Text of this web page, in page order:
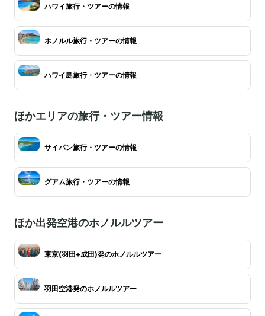
ハワイ旅行・ツアーの情報
ホノルル旅行・ツアーの情報
ハワイ島旅行・ツアーの情報
ほかエリアの旅行・ツアー情報
サイパン旅行・ツアーの情報
グアム旅行・ツアーの情報
ほか出発空港のホノルルツアー
東京(羽田+成田)発のホノルルツアー
羽田空港発のホノルルツアー